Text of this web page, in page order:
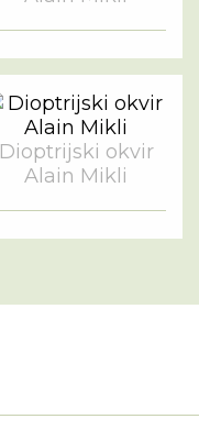
Dioptrijski okvir
Alain Mikli